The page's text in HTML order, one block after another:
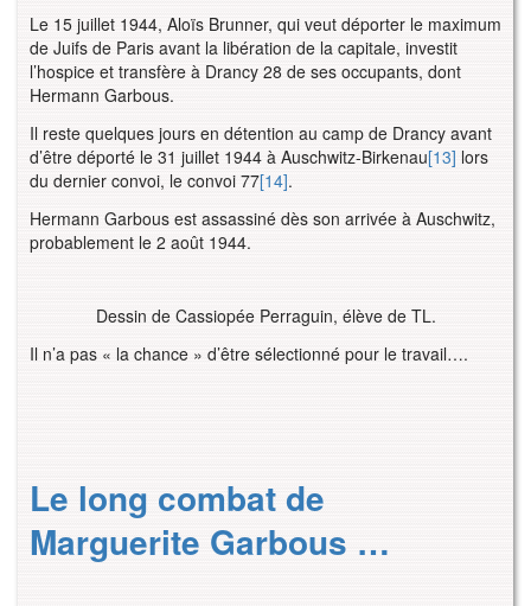
Le 15 juillet 1944, Aloïs Brunner, qui veut déporter le maximum
de Juifs de Paris avant la libération de la capitale, investit
l’hospice et transfère à Drancy 28 de ses occupants, dont
Hermann Garbous.
Il reste quelques jours en détention au camp de Drancy avant
d’être déporté le 31 juillet 1944 à Auschwitz-Birkenau[13] lors
du dernier convoi, le convoi 77[14].
Hermann Garbous est assassiné dès son arrivée à Auschwitz,
probablement le 2 août 1944.
Dessin de Cassiopée Perraguin, élève de TL.
Il n’a pas « la chance » d’être sélectionné pour le travail….
Le long combat de
Marguerite Garbous …